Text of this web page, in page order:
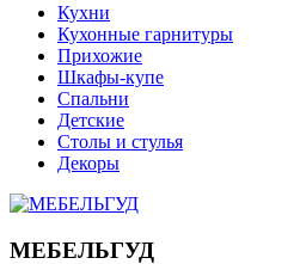
Кухни
Кухонные гарнитуры
Прихожие
Шкафы-купе
Спальни
Детские
Столы и стулья
Декоры
МЕБЕЛЬГУД